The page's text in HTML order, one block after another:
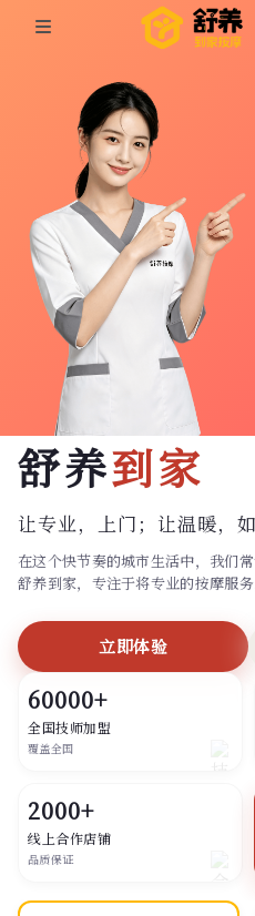
同城按摩
上门按摩
养生按摩
技师入驻
商家入驻
代理入驻
预约技师
登录
舒养到家
让专业，上门； 让温暖，
在这个快节奏的城市生活中，我们
舒养到家，专注于将专业的按摩服务
立即体验
60000+
全国技师加盟
覆盖全国
2000+
线上合作店铺
品质保证